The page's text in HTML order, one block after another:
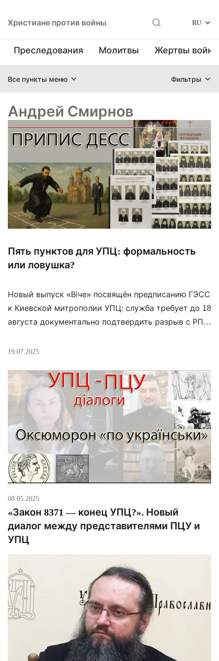
Христиане против войны RU
Преследования Молитвы Жертвы
Все пункты меню Фильтры
Андрей Смирнов
Пять пунктов для УПЦ: формальность
или ловушка?
Новый выпуск «Віче» посвящён предписанию ГЭСС
к Киевской митрополии УПЦ: служба требует до 18
августа документально подтвердить разрыв с РПЦ,
структурах Московского патриархата. Авторы
юридические последствия каждого из требований:
не окажется ли их выполнение самопризнанием в
судебных спорах самой УПЦ? И не парадоксально
ли, […]
19.07.2025
08.05.2025
«Закон 8371 — конец УПЦ?». Новый
диалог между представителями ПЦУ и
УПЦ